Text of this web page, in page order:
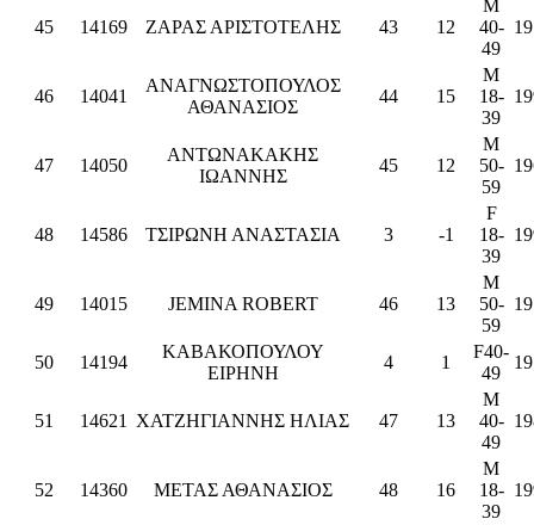
45 14169 ΖΑΡΑΣ ΑΡΙΣΤΟΤΕΛΗΣ 43 12
M
40-
49
46 14041
ΑΝΑΓΝΩΣΤΟΠΟΥΛΟΣ
ΑΘΑΝΑΣΙΟΣ
44 15
M
18-
39
47 14050
ΑΝΤΩΝΑΚΑΚΗΣ
ΙΩΑΝΝΗΣ
45 12
M
50-
59
48 14586 ΤΣΙΡΩΝΗ ΑΝΑΣΤΑΣΙΑ 3 -1
F
18-
39
49 14015 JEMINA ROBERT 46 13
M
50-
59
50 14194
ΚΑΒΑΚΟΠΟΥΛΟΥ
ΕΙΡΗΝΗ
4 1
F40-
49
51 14621 ΧΑΤΖΗΓΙΑΝΝΗΣ ΗΛΙΑΣ 47 13
M
40-
49
52 14360 ΜΕΤΑΣ ΑΘΑΝΑΣΙΟΣ 48 16
M
18-
39